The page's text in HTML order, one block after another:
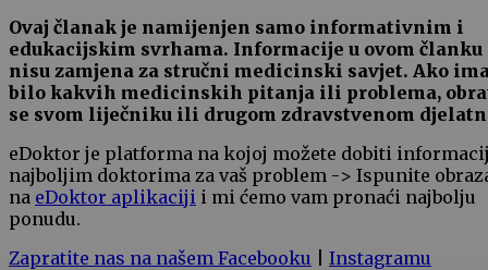
Ovaj članak je namijenjen samo informativnim i
edukacijskim svrhama. Informacije u ovom članku
nisu zamjena za stručni medicinski savjet. Ako
bilo kakvih medicinskih pitanja ili problema,
se svom liječniku ili drugom zdravstvenom
eDoktor je platforma na kojoj možete dobiti
najboljim doktorima za vaš problem -> Ispunite
na eDoktor aplikaciji i mi ćemo vam pronaći najbolju
ponudu.
Zapratite nas na našem Facebooku
Instagramu